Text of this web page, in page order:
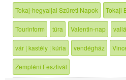
Tokaj-hegyaljai Szüreti Napok Tokaji
Tourinform túra Valentin-nap
vár | kastély | kúria vendégház
Zempléni Fesztivál